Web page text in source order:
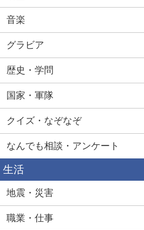
音楽
グラビア
歴史・学問
国家・軍隊
クイズ・なぞなぞ
なんでも相談・アンケート
生活
地震・災害
職業・仕事